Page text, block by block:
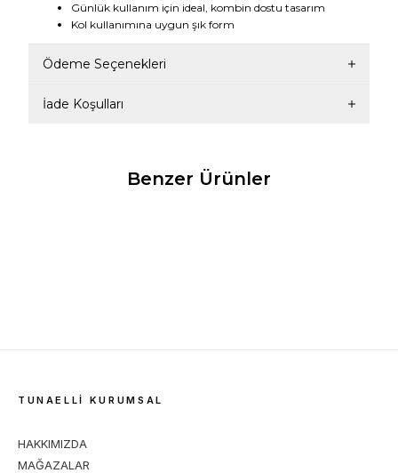
Günlük kullanım için ideal, kombin dostu tasarım
Kol kullanımına uygun şık form
Ödeme Seçenekleri
İade Koşulları
Benzer Ürünler
TUNAELLİ KURUMSAL
HAKKIMIZDA
MAĞAZALAR